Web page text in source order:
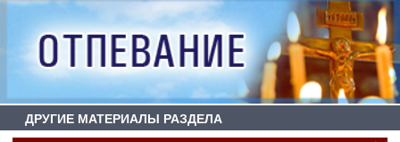
ДРУГИЕ МАТЕРИАЛЫ РАЗДЕЛА